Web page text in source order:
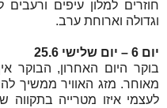
חוזרים למלון עיפים
וגדולה וארוחת ערב.
יום 6 – יום שלישי 25.6
בוקר היום האחרון, הבוקר
מאוחר. מזג האוויר ממשיך
לעצמי איזו מטרייה בתקווה